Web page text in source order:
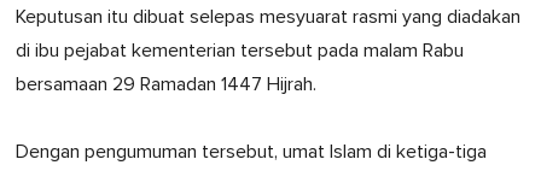
Keputusan itu dibuat selepas mesyuarat rasmi yang diadakan
di ibu pejabat kementerian tersebut pada malam Rabu
bersamaan 29 Ramadan 1447 Hijrah.
Dengan pengumuman tersebut, umat Islam di ketiga-tiga